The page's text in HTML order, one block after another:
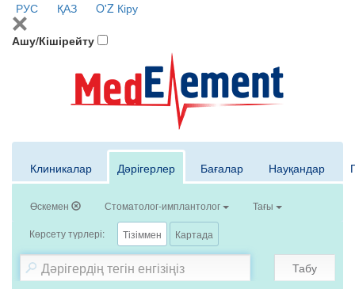
РУС ҚАЗ O'Z Кіру
Ашу/Кішірейту
Клиникалар Дәрігерлер Бағалар Науқандар
Өскемен Стоматолог-имплантолог Тағы
Көрсету түрлері: Тізіммен Картада
Табу